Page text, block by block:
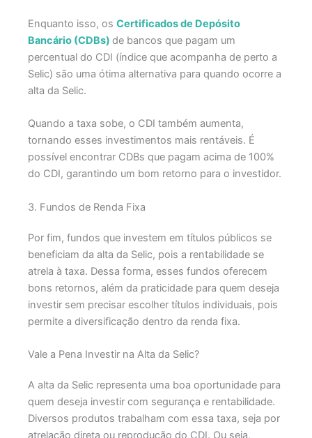
Enquanto isso, os Certificados de Depósito
Bancário (CDBs) de bancos que pagam um
percentual do CDI (índice que acompanha de perto a
Selic) são uma ótima alternativa para quando ocorre a
alta da Selic.
Quando a taxa sobe, o CDI também aumenta,
tornando esses investimentos mais rentáveis. É
possível encontrar CDBs que pagam acima de 100%
do CDI, garantindo um bom retorno para o investidor.
3. Fundos de Renda Fixa
Por fim, fundos que investem em títulos públicos se
beneficiam da alta da Selic, pois a rentabilidade se
atrela à taxa. Dessa forma, esses fundos oferecem
bons retornos, além da praticidade para quem deseja
investir sem precisar escolher títulos individuais, pois
permite a diversificação dentro da renda fixa.
Vale a Pena Investir na Alta da Selic?
A alta da Selic representa uma boa oportunidade para
quem deseja investir com segurança e rentabilidade.
Diversos produtos trabalham com essa taxa, seja por
atrelação direta ou reprodução do CDI. Ou seja,